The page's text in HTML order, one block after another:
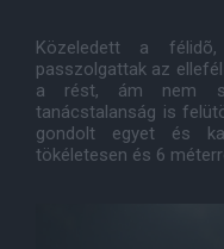
Közeledett a
passzolgattak az
a rést, ám nem
tanácstalanság is
gondolt egyet és
tökéletesen és 6